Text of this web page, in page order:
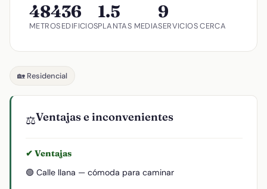
484
METROS
36
EDIFICIOS
1.5
PLANTAS MEDIA
9
SERVICIOS CERCA
🏡 Residencial
⚖️Ventajas e inconvenientes
✔ Ventajas
🟢 Calle llana — cómoda para caminar